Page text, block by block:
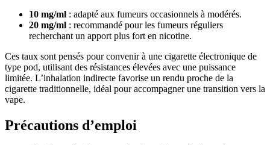
10 mg/ml : adapté aux fumeurs occasionnels à modérés.
20 mg/ml : recommandé pour les fumeurs réguliers
recherchant un apport plus fort en nicotine.
Ces taux sont pensés pour convenir à une cigarette électronique de
type pod, utilisant des résistances élevées avec une puissance
limitée. L’inhalation indirecte favorise un rendu proche de la
cigarette traditionnelle, idéal pour accompagner une transition vers la
vape.
Précautions d’emploi